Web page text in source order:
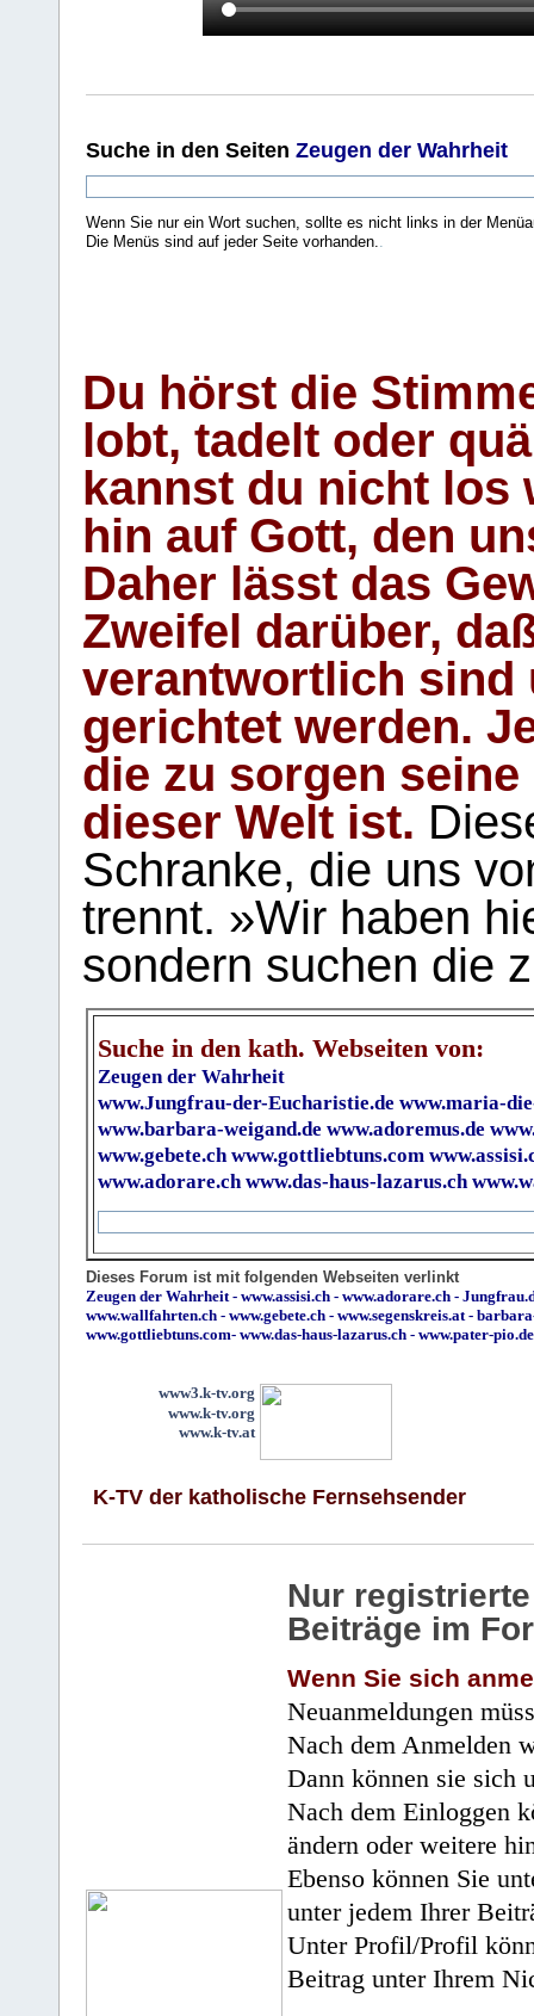
Suche in den Seiten Zeugen der Wahrheit
Wenn Sie nur ein Wort suchen, sollte es nicht links in der
Die Menüs sind auf jeder Seite vorhanden.
Du hörst die
lobt, tadelt oder
kannst du nicht los
hin auf Gott, den
Daher lässt das
Zweifel darüber,
verantwortlich sind
gerichtet werden.
die zu sorgen
dieser Welt ist.
Schranke, die uns
trennt. »Wir haben
sondern suchen die
Suche in den kath. Webseiten von:
Zeugen der Wahrheit
www.Jungfrau-der-Eucharistie.de www.maria-
www.barbara-weigand.de www.adoremus.de
www.gebete.ch www.gottliebtuns.com
www.adorare.ch www.das-haus-lazarus.ch
Dieses Forum ist mit folgenden Webseiten verlinkt
Zeugen der Wahrheit - www.assisi.ch - www.adorare.ch -
www.wallfahrten.ch - www.gebete.ch - www.segenskreis.at -
www.gottliebtuns.com- www.das-haus-lazarus.ch - www.pater-pio.de
www3.k-tv.org
www.k-tv.org
www.k-tv.at
K-TV der katholische Fernsehsender
Nur
Beiträge im
Wenn Sie sich
Neuanmeldungen
Nach dem Anmelden
Dann können sie sich
Nach dem Einloggen
ändern oder weitere
Ebenso können Sie
unter jedem Ihrer
Unter Profil/Profil
Beitrag unter Ihrem